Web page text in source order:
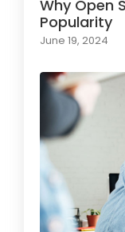
Why Open
Popularity
June 19, 2024